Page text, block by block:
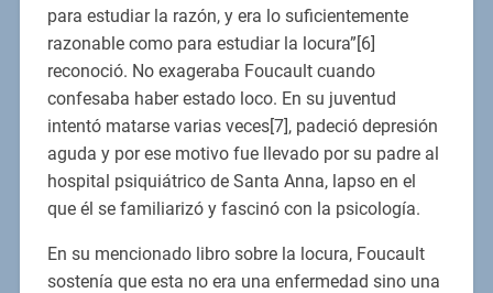
para estudiar la razón, y era lo suficientemente
razonable como para estudiar la locura”[6]
reconoció. No exageraba Foucault cuando
confesaba haber estado loco. En su juventud
intentó matarse varias veces[7], padeció depresión
aguda y por ese motivo fue llevado por su padre al
hospital psiquiátrico de Santa Anna, lapso en el
que él se familiarizó y fascinó con la psicología.
En su mencionado libro sobre la locura, Foucault
sostenía que esta no era una enfermedad sino una